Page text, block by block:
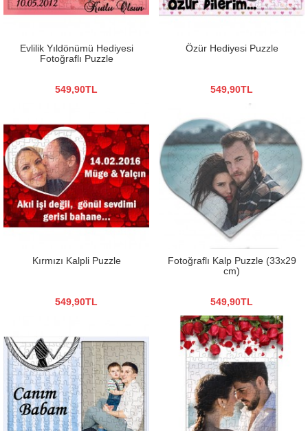
Evlilik Yıldönümü Hediyesi
Fotoğraflı Puzzle
549,90TL
Özür Hediyesi Puzzle
549,90TL
Kırmızı Kalpli Puzzle
549,90TL
Fotoğraflı Kalp Puzzle (33x29
cm)
549,90TL